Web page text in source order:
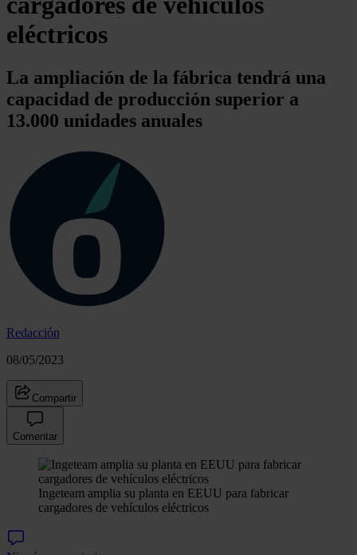
eléctricos
La ampliación de la fábrica tendrá una
capacidad de producción superior a
13.000 unidades anuales
Redacción
08/05/2023
Compartir
Comentar
Ingeteam amplia su planta en EEUU para fabricar
cargadores de vehículos eléctricos